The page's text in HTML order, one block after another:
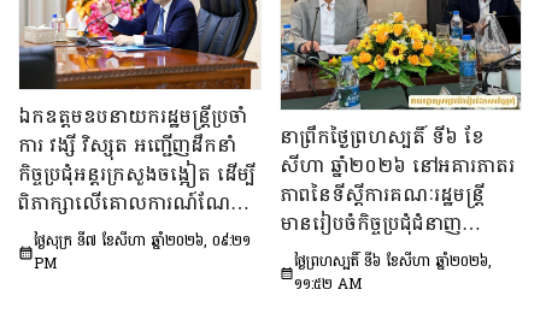
ឯកឧត្តមឧបនាយករដ្ឋមន្រ្តីប្រចាំ
ការ វង្សី វិស្សុត អញ្ជើញដឹកនាំ
កិច្ចប្រជុំអន្តរក្រសួងចង្អៀត ដើម្បី
ពិភាក្សាលើគោលការណ៍​ណែនាំ
ស្តីពីការរៀបចំប្រកាស ប្រកាស
អន្តរក្រសួង និងប្រកាសរួម របស់
ថ្ងៃសុក្រ ទី៧ ខែសីហា ឆ្នាំ២០២៦, ០៩:២១
PM
នាព្រឹកថ្ងៃព្រហស្បតិ៍ ទី៦ ខែ
សីហា ឆ្នាំ២០២៦ នៅអគារភាតរ
ភាពនៃទីស្តីការគណៈរដ្ឋមន្រ្តី
មានរៀបចំកិច្ចប្រជុំជំនាញ
បច្ចេកទេស ក្រោមអធិបតីភាព
ឯកឧត្តម សុក ផេង រដ្ឋលេខាធិ
ថ្ងៃព្រហស្បតិ៍ ទី៦ ខែសីហា ឆ្នាំ២០២៦,
១១:៥២ AM